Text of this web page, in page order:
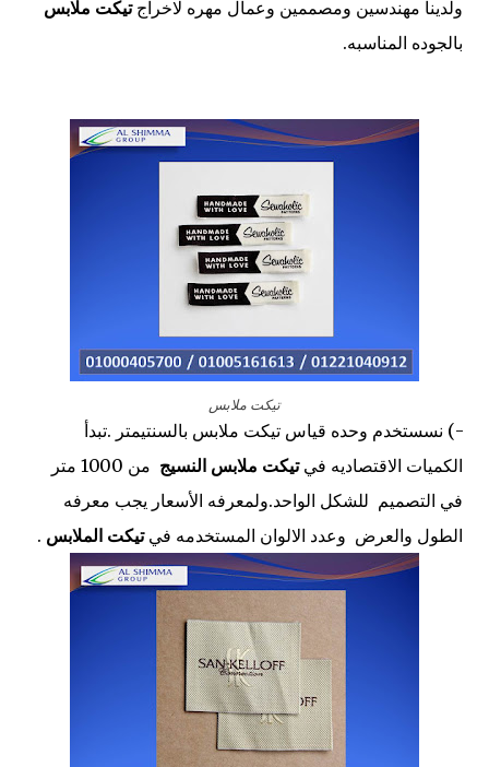
ولدينا مهندسين ومصممين وعمال مهره لاخراجتيكت ملابس
بالجوده المناسبه.
تيكت ملابس
-) نسستخدم وحده قياس تيكت ملابس بالسنتيمتر .تبدأ
الكميات الاقتصاديه فيتيكت ملابس النسيج
من 1000 متر
في التصميم للشكل الواحد.ولمعرفه الأسعار يجب معرفه
الطول والعرض وعدد الالوان المستخدمه في تيكت الملابس .